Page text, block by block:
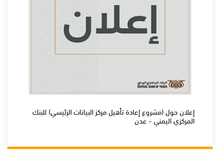
إعلان حول (مشروع إعادة تأهيل مركز البيانات الرئيسي) للبنك
المركزي اليمني - عدن